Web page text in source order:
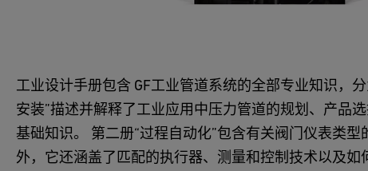
工业设计手册包含 GF工业管道系统的全部专业知识，
安装”描述并解释了工业应用中压力管道的规划、产品
基础知识。 第二册“过程自动化”包含有关阀门仪表类
外，它还涵盖了匹配的执行器、测量和控制技术以及如